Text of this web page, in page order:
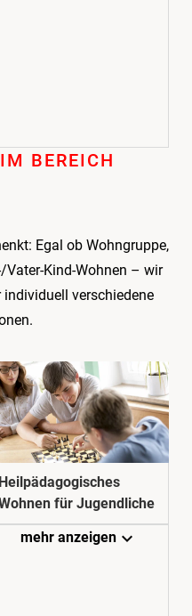
BEREICH
Egal ob Wohngruppe,
Vater-Kind-Wohnen – wir
verschiedene
Heilpädagogisches
für Jugendliche
mehr anzeigenexpand_more